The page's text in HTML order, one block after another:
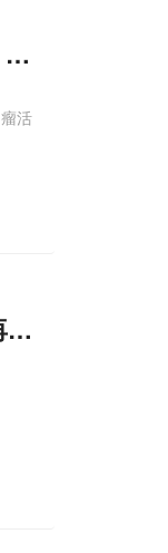
山大学徐瑞
活
程序